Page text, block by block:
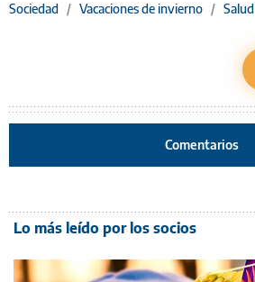
Sociedad / Vacaciones de invierno / Salud
Comentarios
Lo más leído por los socios